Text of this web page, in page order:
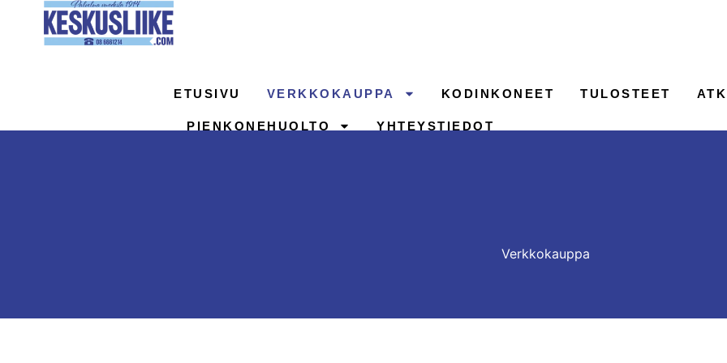
sisältöön
ETUSIVU VERKKOKAUPPA KODINKONEET TULOSTEET
PIENKONEHUOLTO YHTEYSTIEDOT
Verkkokauppa